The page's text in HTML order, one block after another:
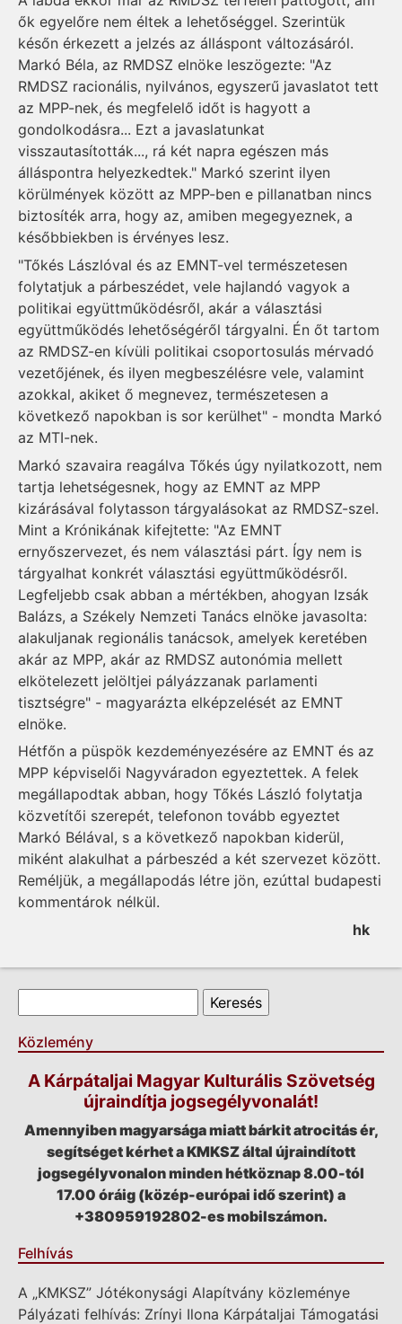
ők egyelőre nem éltek a lehetőséggel. Szerintük
későn érkezett a jelzés az álláspont változásáról.
Markó Béla, az RMDSZ elnöke leszögezte: "Az
RMDSZ racionális, nyilvános, egyszerű javaslatot tett
az MPP-nek, és megfelelő időt is hagyott a
gondolkodásra... Ezt a javaslatunkat
visszautasították..., rá két napra egészen más
álláspontra helyezkedtek." Markó szerint ilyen
körülmények között az MPP-ben e pillanatban nincs
biztosíték arra, hogy az, amiben megegyeznek, a
későbbiekben is érvényes lesz.
"Tőkés Lászlóval és az EMNT-vel természetesen
folytatjuk a párbeszédet, vele hajlandó vagyok a
politikai együttműködésről, akár a választási
együttműködés lehetőségéről tárgyalni. Én őt tartom
az RMDSZ-en kívüli politikai csoportosulás mérvadó
vezetőjének, és ilyen megbeszélésre vele, valamint
azokkal, akiket ő megnevez, természetesen a
következő napokban is sor kerülhet" - mondta Markó
az MTI-nek.
Markó szavaira reagálva Tőkés úgy nyilatkozott, nem
tartja lehetségesnek, hogy az EMNT az MPP
kizárásával folytasson tárgyalásokat az RMDSZ-szel.
Mint a Krónikának kifejtette: "Az EMNT
ernyőszervezet, és nem választási párt. Így nem is
tárgyalhat konkrét választási együttműködésről.
Legfeljebb csak abban a mértékben, ahogyan Izsák
Balázs, a Székely Nemzeti Tanács elnöke javasolta:
alakuljanak regionális tanácsok, amelyek keretében
akár az MPP, akár az RMDSZ autonómia mellett
elkötelezett jelöltjei pályázzanak parlamenti
tisztségre" - magyarázta elképzelését az EMNT
elnöke.
Hétfőn a püspök kezdeményezésére az EMNT és az
MPP képviselői Nagyváradon egyeztettek. A felek
megállapodtak abban, hogy Tőkés László folytatja
közvetítői szerepét, telefonon tovább egyeztet
Markó Bélával, s a következő napokban kiderül,
miként alakulhat a párbeszéd a két szervezet között.
Reméljük, a megállapodás létre jön, ezúttal budapesti
kommentárok nélkül.
hk
Keresés űrlap
Közlemény
A Kárpátaljai Magyar Kulturális Szövetség
újraindítja jogsegélyvonalát!
Amennyiben magyarsága miatt bárkit atrocitás ér,
segítséget kérhet a KMKSZ által újraindított
jogsegélyvonalon minden hétköznap 8.00-tól
17.00 óráig (közép-európai idő szerint) a
+380959192802-es mobilszámon.
Felhívás
A „KMKSZ” Jótékonysági Alapítvány közleménye
Pályázati felhívás: Zrínyi Ilona Kárpátaljai Támogatási